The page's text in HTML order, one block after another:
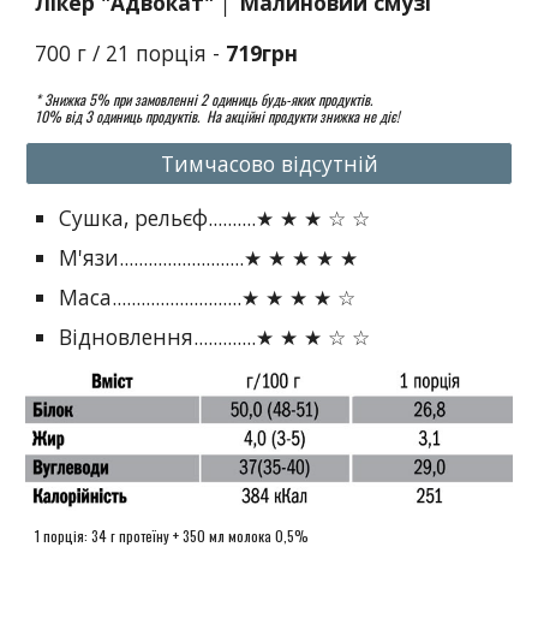
700 г / 21 порція - 719грн
* Знижка 5% при замовленні 2 одиниць будь-яких продуктів.
10% від 3 одиниць продуктів. На акційні продукти знижка не діє!
Тимчасово відсутній
Сушка, рельєф..........★ ★ ★ ☆ ☆
М'язи..........................★ ★ ★ ★ ★
Маса...........................★ ★ ★ ★ ☆
Відновлення.............★ ★ ★ ☆ ☆
1 порція: 34 г протеїну + 350 мл молока 0,5%